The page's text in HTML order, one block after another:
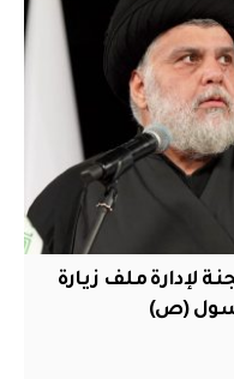
لإدارة ملف زيارة
(ص)